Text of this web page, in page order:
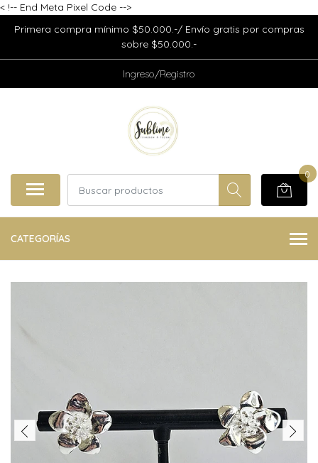
< !-- End Meta Pixel Code -->
Primera compra mínimo $50.000.-/ Envío gratis por compras
sobre $50.000.-
Ingreso/Registro
0
CATEGORÍAS